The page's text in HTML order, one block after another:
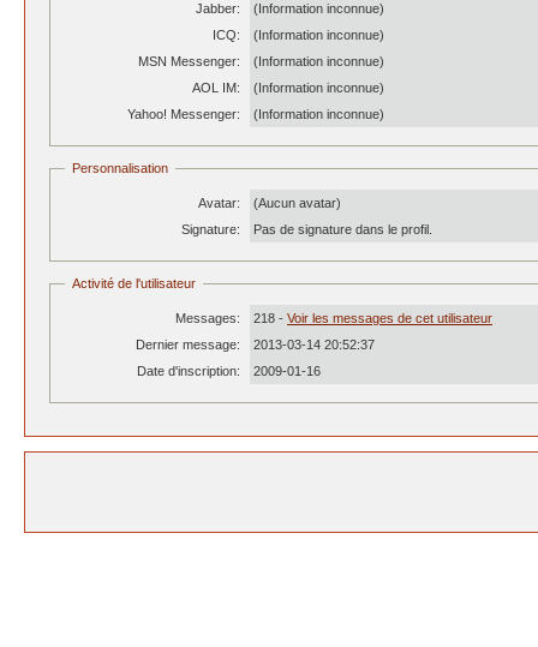
Jabber:
(Information inconnue)
ICQ:
(Information inconnue)
MSN Messenger:
(Information inconnue)
AOL IM:
(Information inconnue)
Yahoo! Messenger:
(Information inconnue)
Personnalisation
Avatar:
(Aucun avatar)
Signature:
Pas de signature dans le profil.
Activité de l'utilisateur
Messages: 218 - Voir les messages de cet utilisateur
Dernier message:
2013-03-14 20:52:37
Date d'inscription:
2009-01-16